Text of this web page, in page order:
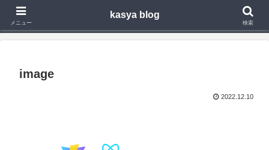
Webアプリ,モバイルアプリの開発や技術検証で得た知見を発信
image
2022.12.10
メニュー
kasya blog
検索